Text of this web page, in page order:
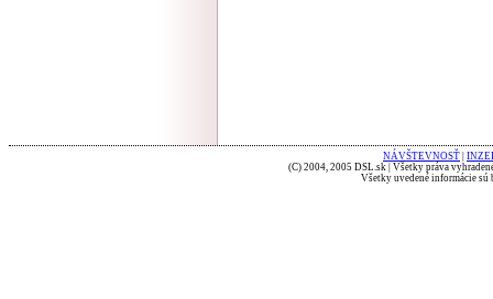
NÁVŠTEVNOSŤ
(C) 2004, 2005 DSL.sk | Všetky práva
Všetky uvedené informácie sú